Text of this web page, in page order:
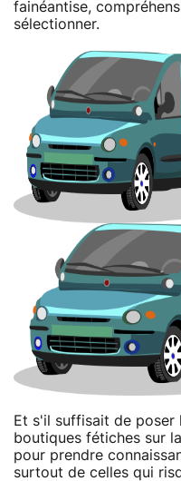
fainéantise,
sélectionner.
Et s'il suffisait de
boutiques fétiches sur
pour prendre
surtout de celles qui